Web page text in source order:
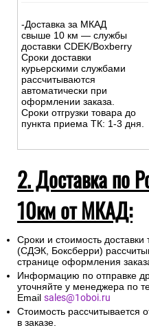
-Доставка за МКАД
свыше 10 км — службы
доставки CDEK/Boxberry
Сроки доставки
курьерскими службами
рассчитываются
автоматически при
оформлении заказа.
Сроки отгрузки товара до
пункта приема ТК: 1-3 дня.
2. Доставка по
10км от МКАД:
Сроки и стоимость
(СДЭК, Боксберри)
странице оформления
Информацию по отправке
уточняйте у менеджера по
Email sales@1oboi.ru
Стоимость рассчитывается
в заказе.